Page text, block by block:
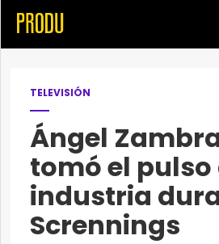
TELEVISIÓN
Ángel
tomó el pulso
industria
Scrennings